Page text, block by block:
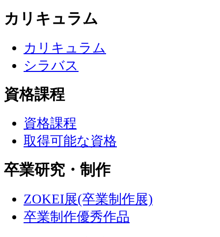
カリキュラム
カリキュラム
シラバス
資格課程
資格課程
取得可能な資格
卒業研究・制作
ZOKEI展(卒業制作展)
卒業制作優秀作品